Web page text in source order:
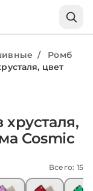
/
Ромб
цвет
Cosmic
Всего: 15